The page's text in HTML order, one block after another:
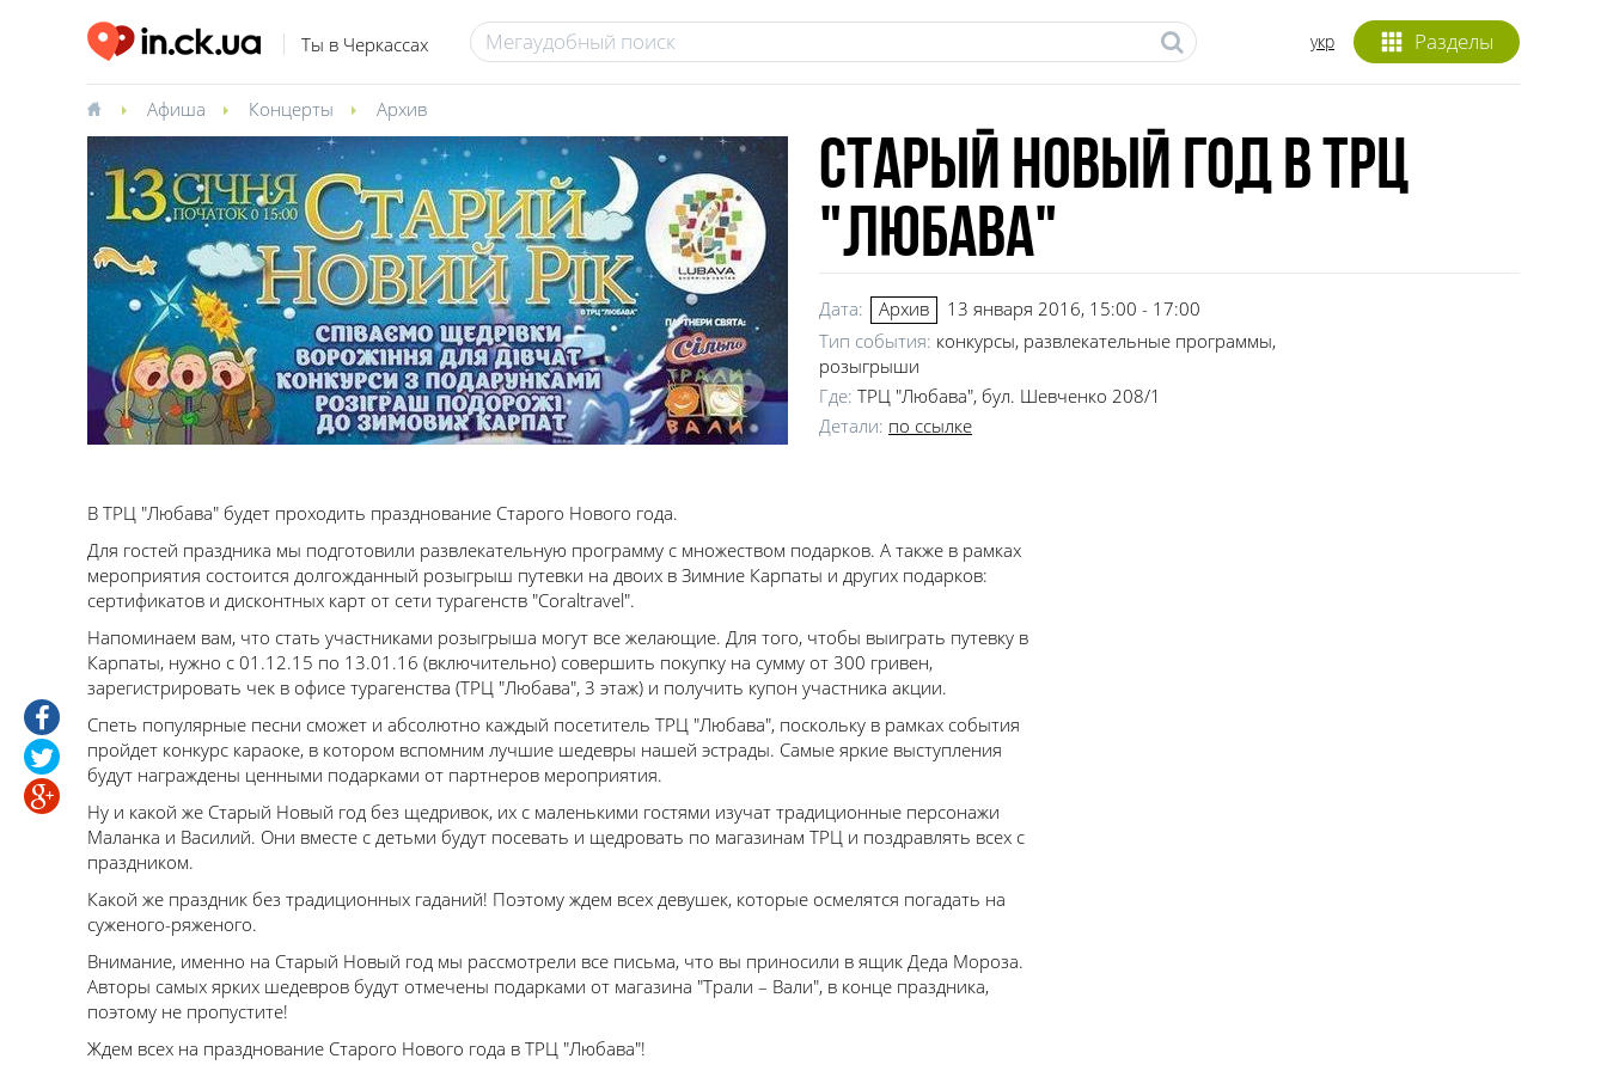
Ты в Черкассах Разделы
укр
Афиша Концерты Архив
Старый Новый год в ТРЦ
"Любава"
Дата: Архив
13 января 2016, 15:00 - 17:00
Тип события: конкурсы, развлекательные программы,
розыгрыши
Где: ТРЦ "Любава", бул. Шевченко 208/1
Детали: по ссылке
В ТРЦ "Любава" будет проходить празднование Старого Нового года.
Для гостей праздника мы подготовили развлекательную программу с множеством подарков. А также в рамках
мероприятия состоится долгожданный розыгрыш путевки на двоих в Зимние Карпаты и других подарков:
сертификатов и дисконтных карт от сети турагенств "Coraltravel".
Напоминаем вам, что стать участниками розыгрыша могут все желающие. Для того, чтобы выиграть путевку в
Карпаты, нужно с 01.12.15 по 13.01.16 (включительно) совершить покупку на сумму от 300 гривен,
зарегистрировать чек в офисе турагенства (ТРЦ "Любава", 3 этаж) и получить купон участника акции.
Спеть популярные песни сможет и абсолютно каждый посетитель ТРЦ "Любава", поскольку в рамках события
пройдет конкурс караоке, в котором вспомним лучшие шедевры нашей эстрады. Самые яркие выступления
будут награждены ценными подарками от партнеров мероприятия.
Ну и какой же Старый Новый год без щедривок, их с маленькими гостями изучат традиционные персонажи
Маланка и Василий. Они вместе с детьми будут посевать и щедровать по магазинам ТРЦ и поздравлять всех с
праздником.
Какой же праздник без традиционных гаданий! Поэтому ждем всех девушек, которые осмелятся погадать на
суженого-ряженого.
Внимание, именно на Старый Новый год мы рассмотрели все письма, что вы приносили в ящик Деда Мороза.
Авторы самых ярких шедевров будут отмечены подарками от магазина "Трали – Вали", в конце праздника,
поэтому не пропустите!
Ждем всех на празднование Старого Нового года в ТРЦ "Любава"!